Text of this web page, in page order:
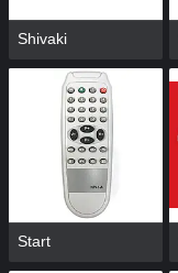
Shivaki
Start